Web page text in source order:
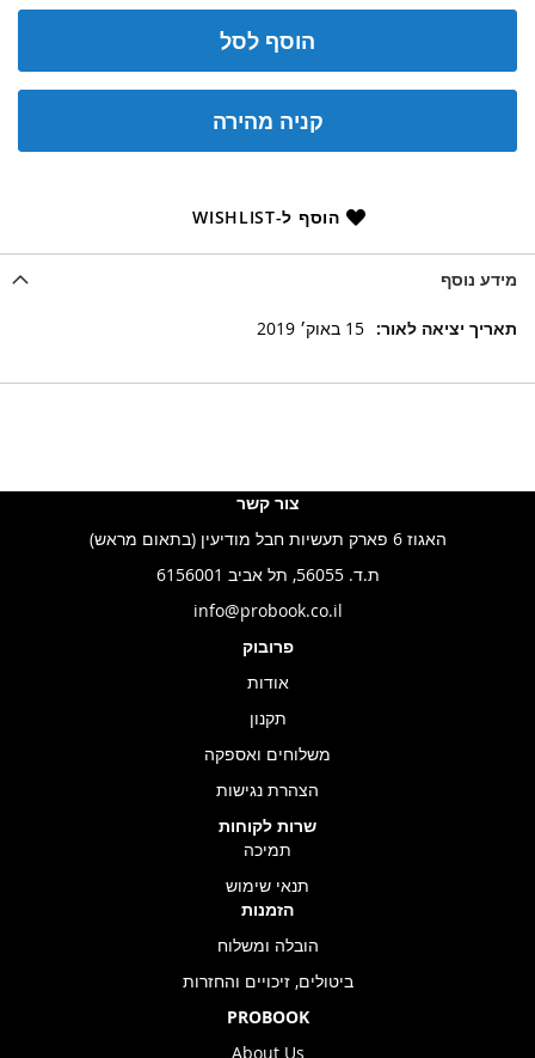
הוסף לסל
קניה מהירה
הוסף ל-WISHLIST
מידע נוסף
מידע
15 באוק׳ 2019
צור קשר
האגוז 6 פארק תעשיות חבל מודיעין (בתאום מראש)
ת.ד. 56055, תל אביב 6156001
info@probook.co.il
פרובוק
אודות
תקנון
משלוחים ואספקה
הצהרת נגישות
שרות לקוחות
תמיכה
תנאי שימוש
הזמנות
הובלה ומשלוח
ביטולים, זיכויים והחזרות
PROBOOK
About Us